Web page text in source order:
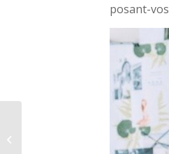
posant-
2020, les xifres de l’any